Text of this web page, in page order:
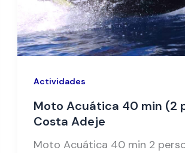
Actividades
Moto Acuática 40 min (2
Costa Adeje
Moto Acuática 40 min 2